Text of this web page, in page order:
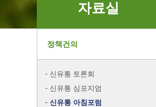
자료실
정책건의
신유통 토론회
신유통 심포지엄
신유통 아침포럼